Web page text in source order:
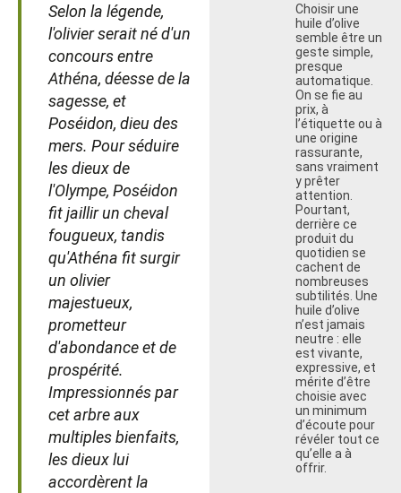
Selon la légende,
l'olivier serait né d'un
concours entre
Athéna, déesse de la
sagesse, et
Poséidon, dieu des
mers. Pour séduire
les dieux de
l'Olympe, Poséidon
fit jaillir un cheval
fougueux, tandis
qu'Athéna fit surgir
un olivier
majestueux,
prometteur
d'abondance et de
prospérité.
Impressionnés par
cet arbre aux
multiples bienfaits,
les dieux lui
accordèrent la
Choisir une
huile d’olive
semble être un
geste simple,
presque
automatique.
On se fie au
prix, à
l’étiquette ou à
une origine
rassurante,
sans vraiment
y prêter
attention.
Pourtant,
derrière ce
produit du
quotidien se
cachent de
nombreuses
subtilités. Une
huile d’olive
n’est jamais
neutre : elle
est vivante,
expressive, et
mérite d’être
choisie avec
un minimum
d’écoute pour
révéler tout ce
qu’elle a à
offrir.